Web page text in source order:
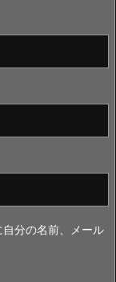
分の名前、メール